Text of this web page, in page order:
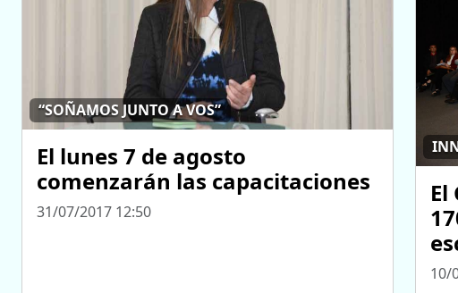
“SOÑAMOS JUNTO A VOS”
El lunes 7 de agosto
comenzarán las capacitaciones
31/07/2017 12:50
10/